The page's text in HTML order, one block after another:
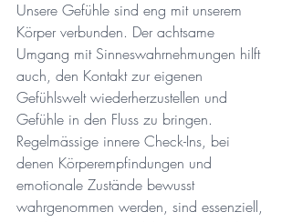
Unsere Gefühle sind eng mit unserem
Körper verbunden. Der achtsame
Umgang mit Sinneswahrnehmungen hilft
auch, den Kontakt zur eigenen
Gefühlswelt wiederherzustellen und
Gefühle in den Fluss zu bringen.
Regelmässige innere Check-Ins, bei
denen Körperempfindungen und
emotionale Zustände bewusst
wahrgenommen werden, sind essenziell,